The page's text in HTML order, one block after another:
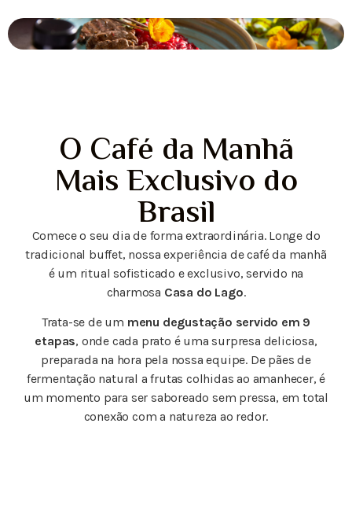
O Café da Manhã
Mais Exclusivo do
Brasil
Comece o seu dia de forma extraordinária. Longe do
tradicional buffet, nossa experiência de café da manhã
é um ritual sofisticado e exclusivo, servido na
charmosa Casa do Lago.
Trata-se de um menu degustação servido em 9
etapas, onde cada prato é uma surpresa deliciosa,
preparada na hora pela nossa equipe. De pães de
fermentação natural a frutas colhidas ao amanhecer, é
um momento para ser saboreado sem pressa, em total
conexão com a natureza ao redor.